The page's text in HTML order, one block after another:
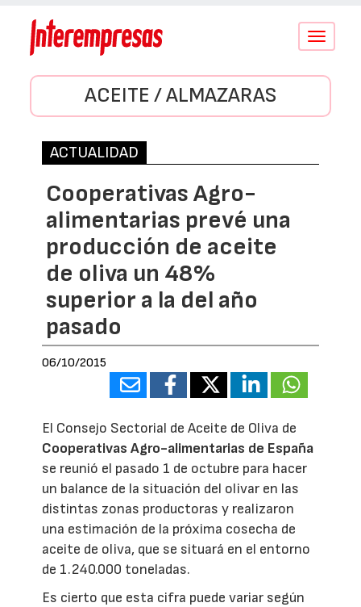
Conmutar
ACEITE / ALMAZARAS
ACTUALIDAD
Cooperativas Agro-
alimentarias prevé una
producción de aceite
de oliva un 48%
superior a la del año
pasado
06/10/2015
El Consejo Sectorial de Aceite de Oliva de
Cooperativas Agro-alimentarias de España
se reunió el pasado 1 de octubre para hacer
un balance de la situación del olivar en las
distintas zonas productoras y realizaron
una estimación de la próxima cosecha de
aceite de oliva, que se situará en el entorno
de 1.240.000 toneladas.
Es cierto que esta cifra puede variar según